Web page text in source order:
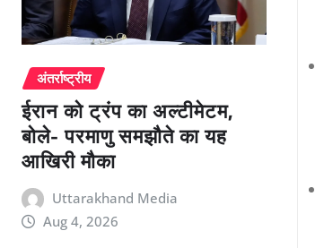
अंतर्राष्ट्रीय
ईरान को ट्रंप का अल्टीमेटम,
बोले- परमाणु समझौते का यह
आखिरी मौका
Uttarakhand Media
Aug 4, 2026